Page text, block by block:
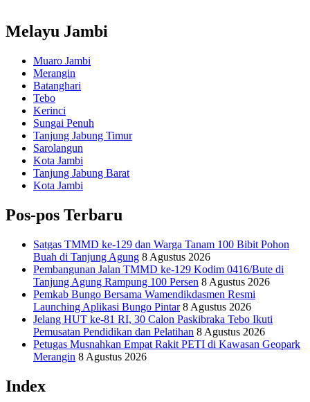
Melayu Jambi
Muaro Jambi
Merangin
Batanghari
Tebo
Kerinci
Sungai Penuh
Tanjung Jabung Timur
Sarolangun
Kota Jambi
Tanjung Jabung Barat
Kota Jambi
Pos-pos Terbaru
Satgas TMMD ke-129 dan Warga Tanam 100 Bibit Pohon
Buah di Tanjung Agung 8 Agustus 2026
Pembangunan Jalan TMMD ke-129 Kodim 0416/Bute di
Tanjung Agung Rampung 100 Persen 8 Agustus 2026
Pemkab Bungo Bersama Wamendikdasmen Resmi
Launching Aplikasi Bungo Pintar 8 Agustus 2026
Jelang HUT ke-81 RI, 30 Calon Paskibraka Tebo Ikuti
Pemusatan Pendidikan dan Pelatihan 8 Agustus 2026
Petugas Musnahkan Empat Rakit PETI di Kawasan Geopark
Merangin 8 Agustus 2026
Index